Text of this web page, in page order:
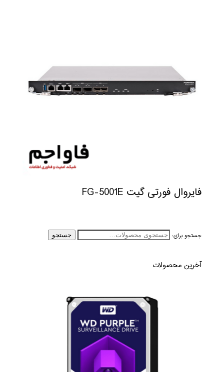
فایروال فورتی گیت FG-5001E
جستجو برای: جستجو
آخرین محصولات